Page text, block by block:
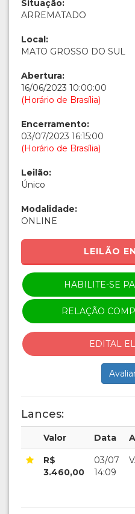
Situação:
ARREMATADO
Local:
MATO GROSSO DO SUL
Abertura:
16/06/2023 10:00:00
(Horário de Brasília)
Encerramento:
03/07/2023 16:15:00
(Horário de Brasília)
Leilão:
Único
Modalidade:
ONLINE
LEILÃO
HABILITE-SE
RELAÇÃO
EDITAL
Lances:
Valor Data
R$
3.460,00
03/07
14:09